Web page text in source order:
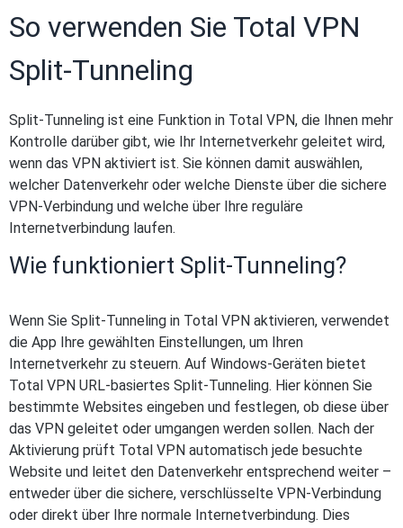
So verwenden Sie Total VPN
Split-Tunneling
Split-Tunneling ist eine Funktion in Total VPN, die Ihnen mehr
Kontrolle darüber gibt, wie Ihr Internetverkehr geleitet wird,
wenn das VPN aktiviert ist. Sie können damit auswählen,
welcher Datenverkehr oder welche Dienste über die sichere
VPN-Verbindung und welche über Ihre reguläre
Internetverbindung laufen.
Wie funktioniert Split-Tunneling?
Wenn Sie Split-Tunneling in Total VPN aktivieren, verwendet
die App Ihre gewählten Einstellungen, um Ihren
Internetverkehr zu steuern. Auf Windows-Geräten bietet
Total VPN URL-basiertes Split-Tunneling. Hier können Sie
bestimmte Websites eingeben und festlegen, ob diese über
das VPN geleitet oder umgangen werden sollen. Nach der
Aktivierung prüft Total VPN automatisch jede besuchte
Website und leitet den Datenverkehr entsprechend weiter –
entweder über die sichere, verschlüsselte VPN-Verbindung
oder direkt über Ihre normale Internetverbindung. Dies